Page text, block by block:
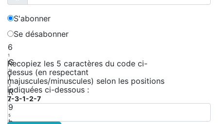
S'abonner
Se désabonner
6
1
G
2
t
3
R
4
9
5
b
Recopiez les 5 caractères du code ci-
dessus (en respectant
majuscules/minuscules) selon les positions
indiquées ci-dessous :
7-3-1-2-7